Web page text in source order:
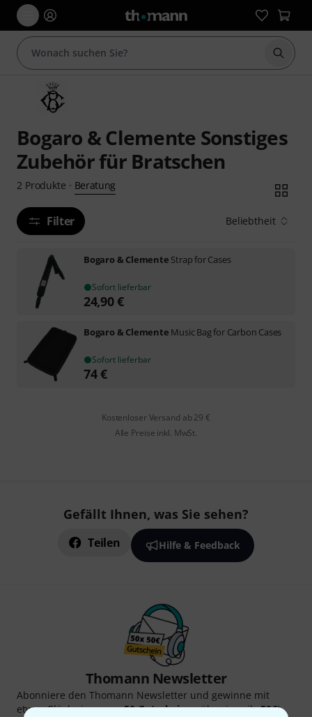
Suche
Bogaro & Clemente Sonstiges
Zubehör für Bratschen
2 Produkte · Beratung
Filter Beliebtheit
Bogaro & Clemente Strap for Cases
Sofort lieferbar
24,90€
Bogaro & Clemente Music Bag for Carbon Cases
Sofort lieferbar
74€
Kostenloser Versand ab 29 €
Alle Preise inkl. MwSt.
Gefällt Ihnen, was Sie sehen?
Teilen Hilfe & Feedback
Thomann Newsletter
Abonniere den Thomann Newsletter und gewinne mit
etwas Glück einen von50 Gutscheinenüber jeweils50€!